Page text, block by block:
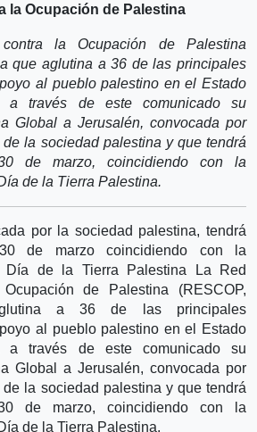
la Ocupación de Palestina
la Ocupación de Palestina
que aglutina a 36 de las principales
al pueblo palestino en el Estado
a través de este comunicado su
Global a Jerusalén, convocada por
la sociedad palestina y que tendrá
de marzo, coincidiendo con la
de la Tierra Palestina.
por la sociedad palestina, tendrá
de marzo coincidiendo con la
Día de la Tierra Palestina La Red
de Palestina (RESCOP,
a 36 de las principales
al pueblo palestino en el Estado
a través de este comunicado su
Global a Jerusalén, convocada por
la sociedad palestina y que tendrá
de marzo, coincidiendo con la
de la Tierra Palestina.